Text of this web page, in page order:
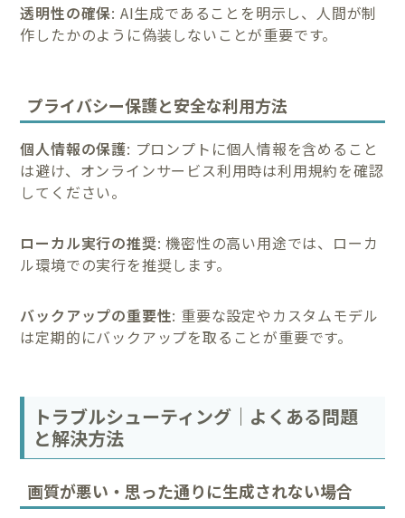
透明性の確保: AI生成であることを明示し、人間が制
作したかのように偽装しないことが重要です。
プライバシー保護と安全な利用方法
個人情報の保護: プロンプトに個人情報を含めること
は避け、オンラインサービス利用時は利用規約を確認
してください。
ローカル実行の推奨: 機密性の高い用途では、ローカ
ル環境での実行を推奨します。
バックアップの重要性: 重要な設定やカスタムモデル
は定期的にバックアップを取ることが重要です。
トラブルシューティング｜よくある問題
と解決方法
画質が悪い・思った通りに生成されない場合